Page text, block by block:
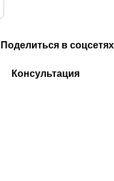
Поделиться в соцсетях
Консультация